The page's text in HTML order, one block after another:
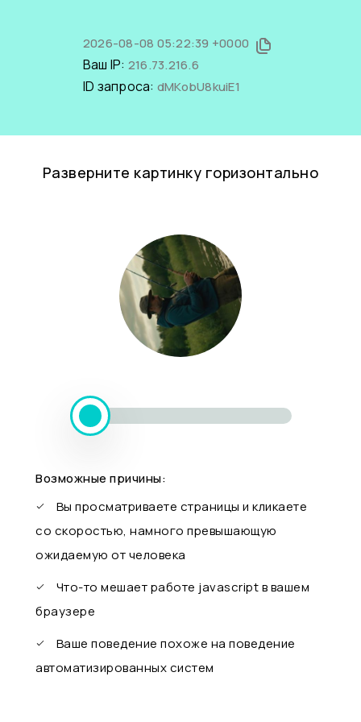
2026-08-08 05:22:39 +0000
Ваш IP: 216.73.216.6
ID запроса: dMKobU8kuiE1
Разверните картинку горизонтально
Возможные причины:
Вы просматриваете страницы и кликаете
со скоростью, намного превышающую
ожидаемую от человека
Что-то мешает работе javascript в вашем
браузере
Ваше поведение похоже на поведение
автоматизированных систем